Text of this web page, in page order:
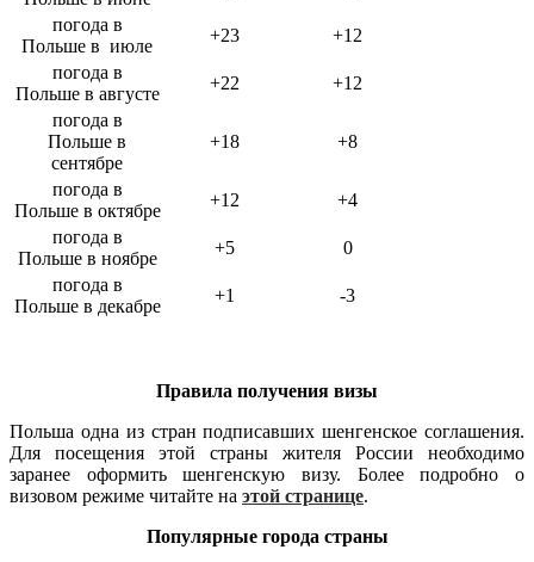
погода в
Польше в июле
+23
+12
погода в
Польше в августе
+22
+12
погода в
Польше в
сентябре
+18 +8
погода в
Польше в октябре
+12
+4
погода в
Польше в ноябре
+5
0
погода в
Польше в декабре
+1 -3
Правила получения визы
Польша одна из стран подписавших шенгенское соглашения.
Для посещения этой страны жителя России необходимо
заранее оформить шенгенскую визу. Более подробно о
визовом режиме читайте на этой странице.
Популярные города страны